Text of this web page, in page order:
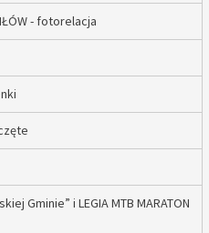
- fotorelacja
Gminie” i LEGIA MTB MARATON